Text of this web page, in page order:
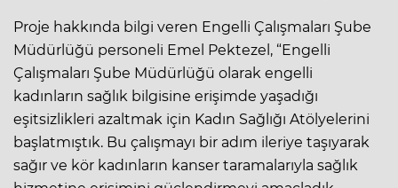
Proje hakkında bilgi veren Engelli Çalışmaları Şube
Müdürlüğü personeli Emel Pektezel, “Engelli
Çalışmaları Şube Müdürlüğü olarak engelli
kadınların sağlık bilgisine erişimde yaşadığı
eşitsizlikleri azaltmak için Kadın Sağlığı Atölyelerini
başlatmıştık. Bu çalışmayı bir adım ileriye taşıyarak
sağır ve kör kadınların kanser taramalarıyla sağlık